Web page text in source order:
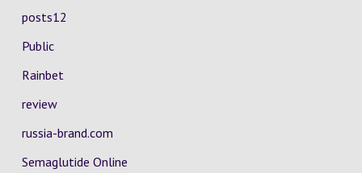
posts12
Public
Rainbet
review
russia-brand.com
Semaglutide Online